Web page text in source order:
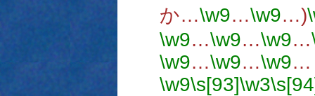
か…\w9…\w9…)
\w9…\w9…\w9…
\w9…\w9…\w9…
\w9\s[93]\w3